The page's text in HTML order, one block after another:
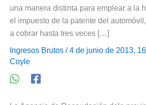
una manera distinta para emplear a la
el impuesto de la patente del
a cobrar hasta tres veces […]
Ingresos Brutos / 4 de junio de 2013,
Coyle